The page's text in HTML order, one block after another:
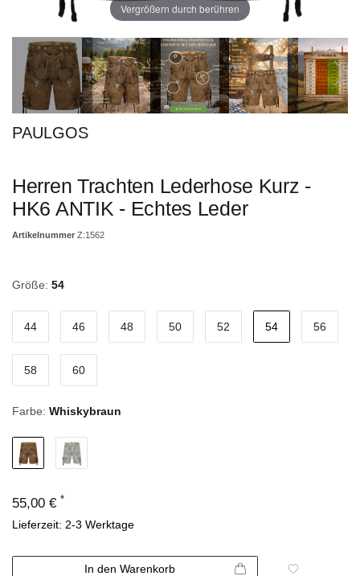
Vergrößern durch berühren
PAULGOS
Herren Trachten Lederhose Kurz -
HK6 ANTIK - Echtes Leder
Artikelnummer Z:1562
Größe: 54
44 46 48 50 52 54 56
58 60
Farbe: Whiskybraun
55,00 € *
Lieferzeit: 2-3 Werktage
In den Warenkorb